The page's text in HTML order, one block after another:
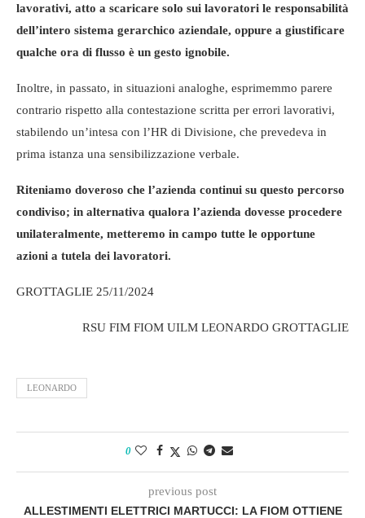
lavorativi, atto a scaricare solo sui lavoratori le responsabilità
dell’intero sistema gerarchico aziendale, oppure a giustificare
qualche ora di flusso è un gesto ignobile.
Inoltre, in passato, in situazioni analoghe, esprimemmo parere
contrario rispetto alla contestazione scritta per errori lavorativi,
stabilendo un’intesa con l’HR di Divisione, che prevedeva in
prima istanza una sensibilizzazione verbale.
Riteniamo doveroso che l’azienda continui su questo percorso
condiviso; in alternativa qualora l’azienda dovesse procedere
unilateralmente, metteremo in campo tutte le opportune
azioni a tutela dei lavoratori.
GROTTAGLIE 25/11/2024
RSU FIM FIOM UILM LEONARDO GROTTAGLIE
LEONARDO
0
previous post
ALLESTIMENTI ELETTRICI MARTUCCI: LA FIOM OTTIENE